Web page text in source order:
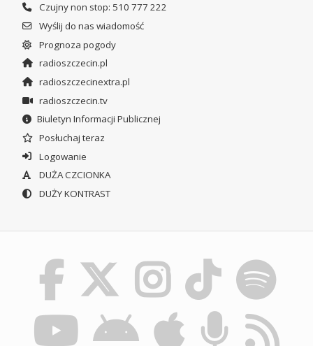
Czujny non stop: 510 777 222
Wyślij do nas wiadomość
Prognoza pogody
radioszczecin.pl
radioszczecinextra.pl
radioszczecin.tv
Biuletyn Informacji Publicznej
Posłuchaj teraz
Logowanie
DUŻA CZCIONKA
DUŻY KONTRAST